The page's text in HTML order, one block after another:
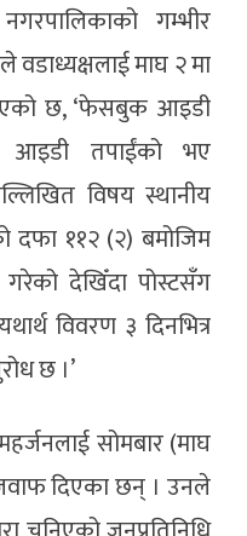
गम्भीर
वडाध्यक्षलाई माघ २ मा
छ, ‘फेसबुक आइडी
आइडी तपाईंको भए
विषय स्थानीय
दफा ११२ (२) बमोजिम
गरेको देखिँदा पोस्टसँग
विवरण ३ दिनभित्र
छ ।’
सोमबार (माघ
दिएका छन् । उनले